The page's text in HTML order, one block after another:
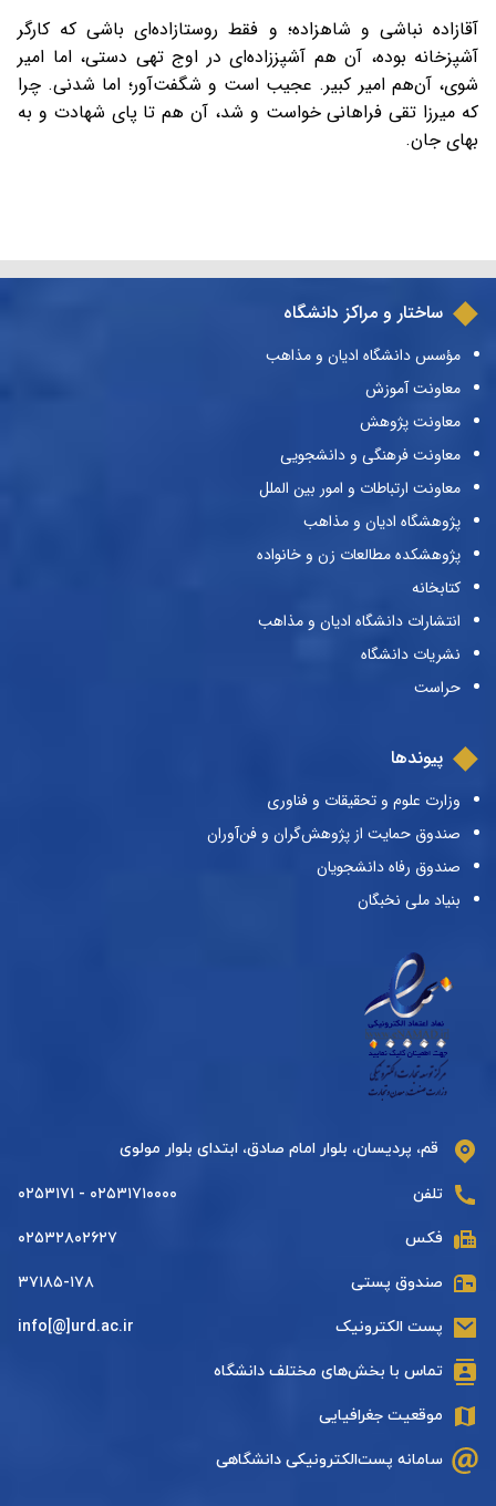
آقازاده نباشی و شاهزاده؛ و فقط روستازاده‌ای باشی که کارگر
آشپزخانه بوده، آن هم آشپززاده‌ای در اوج تهی دستی، اما امير
شوی، ‌آن‌هم امير کبير. عجيب است و شگفت‌آور؛ اما شدنی. چرا
که ميرزا تقی فراهانی خواست و شد، آن هم تا پای شهادت و به
بهای جان.
ساختار و مراکز دانشگاه
مؤسس دانشگاه ادیان و مذاهب
معاونت آموزش
معاونت پژوهش
معاونت فرهنگی و دانشجویی
معاونت ارتباطات و امور بین الملل
پژوهشگاه ادیان و مذاهب
پژوهشکده مطالعات زن و خانواده
کتابخانه
انتشارات دانشگاه ادیان و مذاهب
نشریات دانشگاه
حراست
پیوندها
وزارت علوم و تحقیقات و فناوری
صندوق حمایت از پژوهش‌گران و فن‌آوران
صندوق رفاه دانشجویان
بنیاد ملی نخبگان
قم، پردیسان، بلوار امام صادق، ابتدای بلوار مولوی
تلفن ۰۲۵۳۱۷۱۰۰۰۰ - ۰۲۵۳۱۷۱
فکس ۰۲۵۳۲۸۰۲۶۲۷
صندوق پستی ۳۷۱۸۵-۱۷۸
پست الکترونیک info[@]urd.ac.ir
تماس با بخش‌های مختلف دانشگاه
موقعیت جغرافیایی
سامانه پست‌الکترونیکی دانشگاهی